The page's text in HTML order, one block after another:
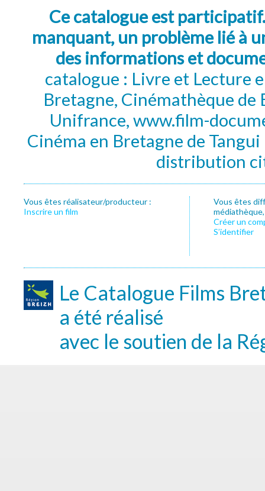
Ce catalogue est
manquant, un problème lié à
des informations et
catalogue : Livre et Lecture
Bretagne, Cinémathèque de
Unifrance, www.film-
Cinéma en Bretagne de
distribution
Vous êtes réalisateur/producteur :
Inscrire un film
Vous êtes
Créer un
S’identifier
Le Catalogue Films
a été réalisé
avec le soutien de la